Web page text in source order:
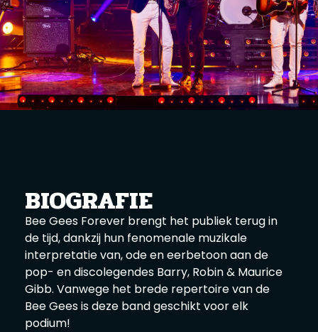
BIOGRAFIE
Bee Gees Forever brengt het publiek terug in
de tijd, dankzij hun fenomenale muzikale
interpretatie van, ode en eerbetoon aan de
pop- en discolegendes Barry, Robin & Maurice
Gibb. Vanwege het brede repertoire van de
Bee Gees is deze band geschikt voor elk
podium!